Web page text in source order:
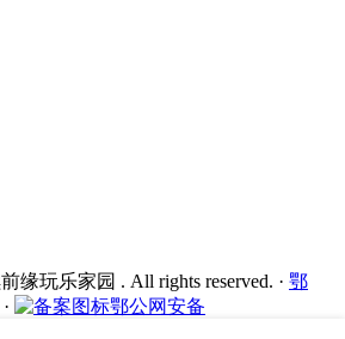
缘玩乐家园 . All rights reserved. · 鄂
·
鄂公网安备